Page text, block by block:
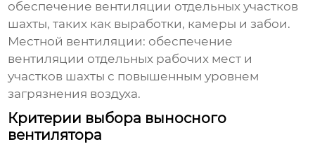
обеспечение вентиляции отдельных участков
шахты, таких как выработки, камеры и забои.
Местной вентиляции: обеспечение
вентиляции отдельных рабочих мест и
участков шахты с повышенным уровнем
загрязнения воздуха.
Критерии выбора выносного
вентилятора